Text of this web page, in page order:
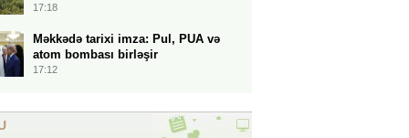
17:18
Məkkədə tarixi imza: Pul, PUA və
atom bombası birləşir
17:12